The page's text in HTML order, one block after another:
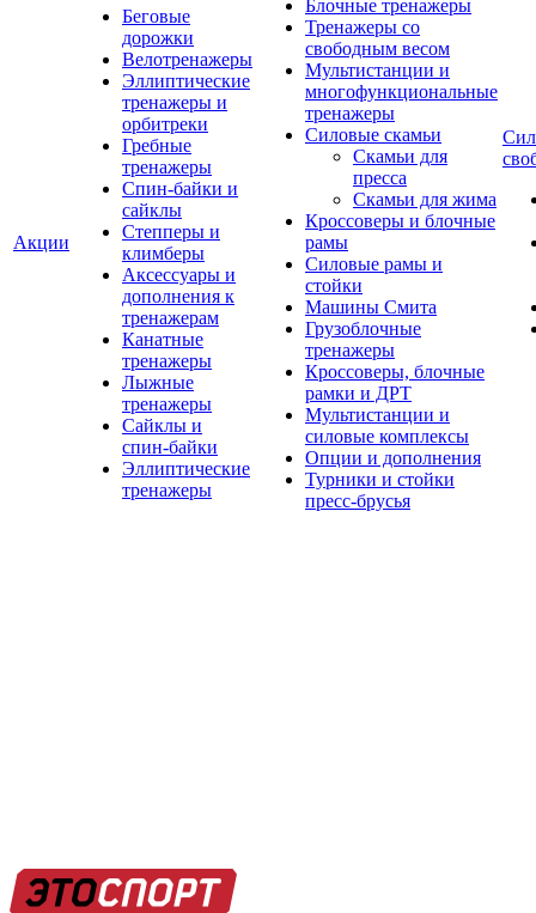
Акции
Беговые
дорожки
Велотренажеры
Эллиптические
тренажеры и
орбитреки
Гребные
тренажеры
Спин-байки и
сайклы
Степперы и
климберы
Аксессуары и
дополнения к
тренажерам
Канатные
тренажеры
Лыжные
тренажеры
Сайклы и
спин-байки
Эллиптические
тренажеры
Блочные тренажеры
Тренажеры со
свободным весом
Мультистанции и
многофункциональные
тренажеры
Силовые скамьи
Скамьи для
пресса
Скамьи для жима
Кроссоверы и блочные
рамы
Силовые рамы и
стойки
Машины Смита
Грузоблочные
тренажеры
Кроссоверы, блочные
рамки и ДРТ
Мультистанции и
силовые комплексы
Опции и дополнения
Турники и стойки
пресс-брусья